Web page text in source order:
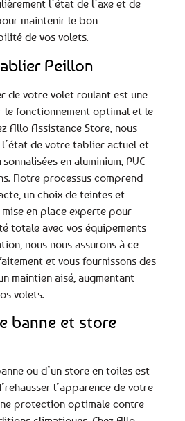
l’état de l’axe et de
maintenir le bon
de vos volets.
Peillon
de votre volet roulant est une
le fonctionnement optimal et le
Allo Assistance Store, nous
l’état de votre tablier actuel et
en aluminium, PVC
Notre processus comprend
un choix de teintes et
en place experte pour
totale avec vos équipements
nous nous assurons à ce
et vous fournissons des
maintien aisé, augmentant
volets.
banne et store
ou d’un store en toiles est
l’apparence de votre
protection optimale contre